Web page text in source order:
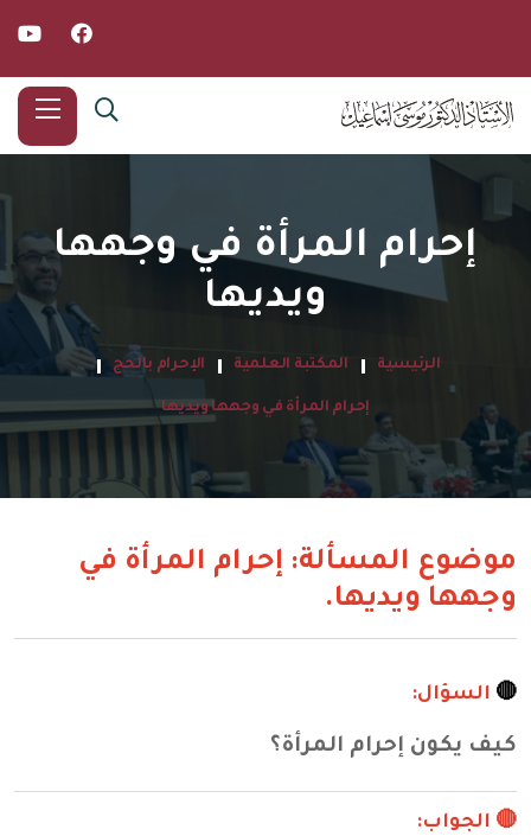
إحرام المرأة في وجهها
ويديها
الرئيسية المكتبة العلمية الإحرام بالحج
إحرام المرأة في وجهها ويديها
موضوع المسألة: إحرام المرأة في
وجهها ويديها.
🔴 السؤال:
كيف يكون إحرام المرأة؟
🔴 الجواب: